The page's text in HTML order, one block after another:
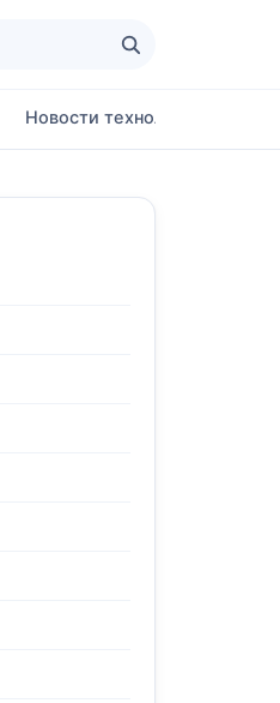
Найти
Новости технологий